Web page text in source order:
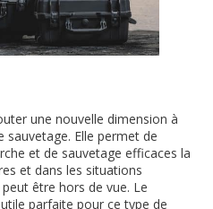
une nouvelle dimension à
Elle permet de
et de sauvetage efficaces la
et dans les situations
être hors de vue. Le
parfaite pour ce type de